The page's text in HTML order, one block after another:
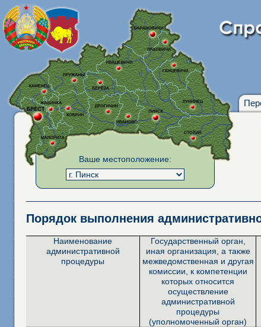
Ваше местоположение:
Порядок выполнения
Наименование
административной
процедуры
Государственный орган,
иная организация, а также
межведомственная и другая
комиссии, к компетенции
которых относится
осуществление
административной
процедуры
(уполномоченный орган)